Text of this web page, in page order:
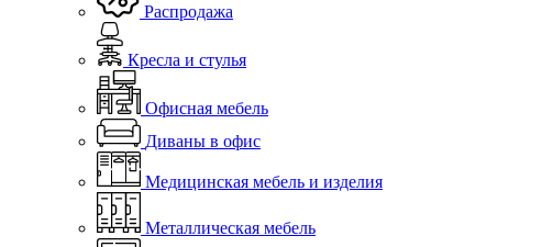
Распродажа
Кресла и стулья
Офисная мебель
Диваны в офис
Медицинская мебель и изделия
Металлическая мебель